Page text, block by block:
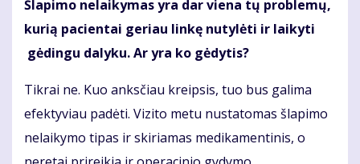
Šlapimo nelaikymas yra dar viena tų problemų,
kurią pacientai geriau linkę nutylėti ir laikyti
gėdingu dalyku. Ar yra ko gėdytis?
Tikrai ne. Kuo anksčiau kreipsis, tuo bus galima
efektyviau padėti. Vizito metu nustatomas šlapimo
nelaikymo tipas ir skiriamas medikamentinis, o